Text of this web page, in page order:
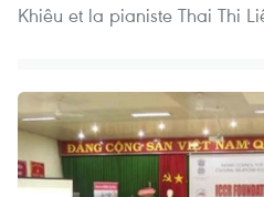
Khiêu et la pianiste Thai Thi